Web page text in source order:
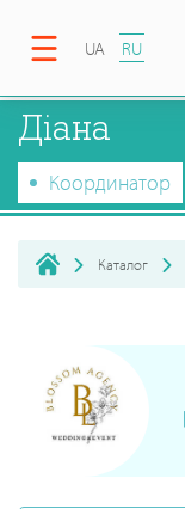
UA RU
Діана
Координатор
Каталог